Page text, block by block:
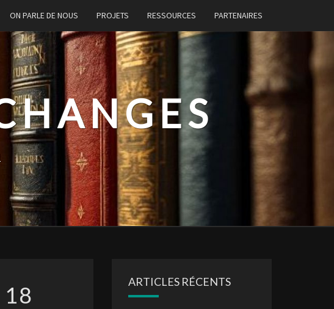
ON PARLE DE NOUS PROJETS RESSOURCES PARTENAIRES
18
ARTICLES RÉCENTS